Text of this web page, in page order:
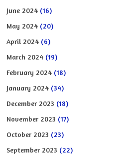
June 2024 (16)
May 2024 (20)
April 2024 (6)
March 2024 (19)
February 2024 (18)
January 2024 (34)
December 2023 (18)
November 2023 (17)
October 2023 (23)
September 2023 (22)